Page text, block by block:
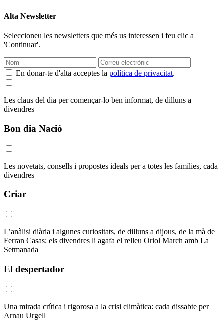
Alta Newsletter
Seleccioneu les newsletters que més us interessen i feu clic a
'Continuar'.
En donar-te d'alta acceptes la política de privacitat.
Les claus del dia per començar-lo ben informat, de dilluns a
divendres
Bon dia Nació
Les novetats, consells i propostes ideals per a totes les famílies, cada
divendres
Criar
L’anàlisi diària i algunes curiositats, de dilluns a dijous, de la mà de
Ferran Casas; els divendres li agafa el relleu Oriol March amb La
Setmanada
El despertador
Una mirada crítica i rigorosa a la crisi climàtica: cada dissabte per
Arnau Urgell